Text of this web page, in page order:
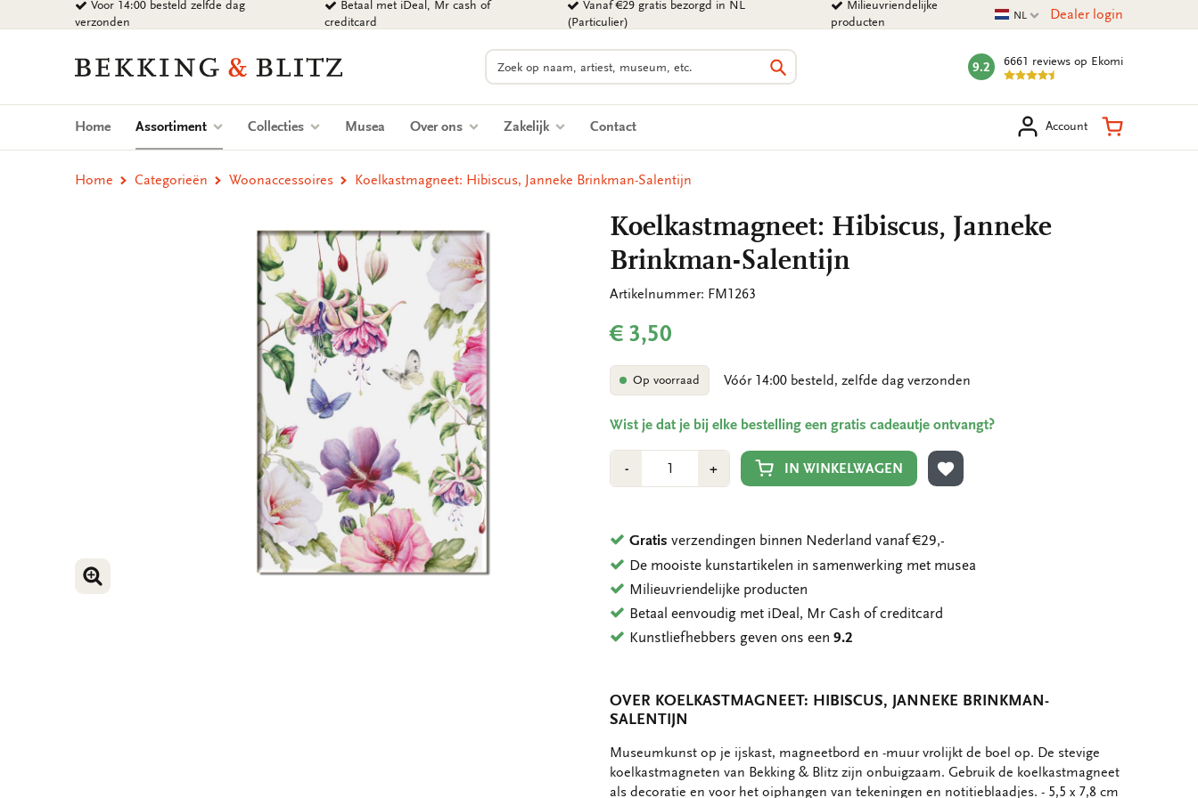
naar
Voor 14:00 besteld zelfde dag
verzonden
Betaal met iDeal, Mr cash of
creditcard
Vanaf €29 gratis bezorgd in NL
(Particulier)
Milieuvriendelijke
producten
Huidige taal
NL Dealer login
Bekking
Blitz
Uitgevers
Zoeken
Zoeken
mark:
9.2 6661 reviews op Ekomi
Home Assortiment (current)Collecties Musea Over ons Zakelijk Contact Account Winkelmand
Home Categorieën Woonaccessoires Koelkastmagneet: Hibiscus, Janneke Brinkman-Salentijn
VERGROOT AFBEELDING
Koelkastmagneet: Hibiscus, Janneke
Brinkman-Salentijn
Artikelnummer: FM1263
€ 3,50
Op voorraad Vóór 14:00 besteld, zelfde dag verzonden
Wist je dat je bij elke bestelling een gratis cadeautje ontvangt?
-Min
1
+Plus
1
IN WINKELWAGEN
TOEVOEGEN AAN VERLANGLIJST
Gratis verzendingen binnen Nederland vanaf €29,-
De mooiste kunstartikelen in samenwerking met musea
Milieuvriendelijke producten
Betaal eenvoudig met iDeal, Mr Cash of creditcard
Kunstliefhebbers geven ons een9.2
OVER KOELKASTMAGNEET: HIBISCUS, JANNEKE BRINKMAN-
SALENTIJN
OMSCHRIJVING
Museumkunst op je ijskast, magneetbord en -muur vrolijkt de boel op. De stevige
koelkastmagneten van Bekking & Blitz zijn onbuigzaam. Gebruik de koelkastmagneet
als decoratie en voor het oiphangen van tekeningen en notitieblaadjes. - 5,5 x 7,8 cm